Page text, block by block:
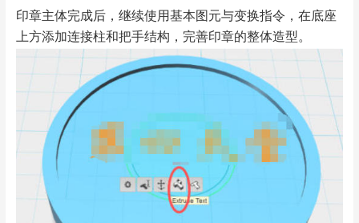
印章主体完成后，继续使用基本图元与变换指令，在底座
上方添加连接柱和把手结构，完善印章的整体造型。